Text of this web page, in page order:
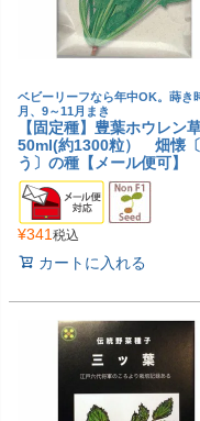
ベビーリーフなら年中OK。蒔き
月、9～11月まき
【固定種】豊葉ホウレン
50ml(約1300粒） 畑懐
う〕の種【メール便可】
¥341 税込
カートに入れる